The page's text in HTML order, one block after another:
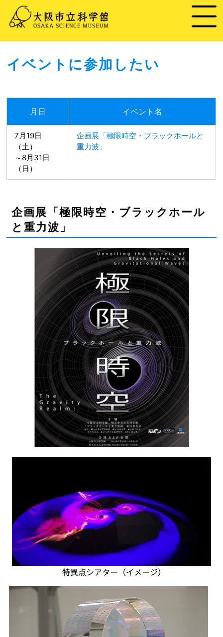
イベントに参加したい
月日 イベント名
7月19日
（土）
～8月31日
（日）
企画展「極限時空・ブラックホールと
重力波」
企画展「極限時空・ブラックホール
と重力波」